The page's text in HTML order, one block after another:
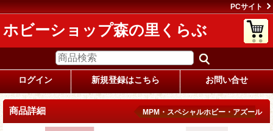
PCサイト
ホビーショップ森の里くらぶ
ログイン 新規登録はこちら お問い合せ
商品詳細 MPM・スペシャルホビー・アズール